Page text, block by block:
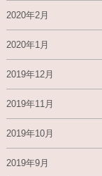
2020年2月
2020年1月
2019年12月
2019年11月
2019年10月
2019年9月